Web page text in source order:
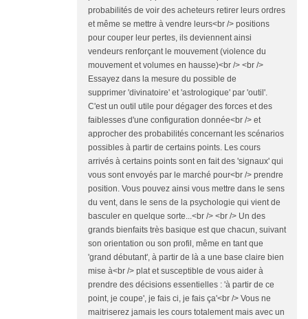
probabilités de voir des acheteurs retirer leurs ordres
et même se mettre à vendre leurs<br /> positions
pour couper leur pertes, ils deviennent ainsi
vendeurs renforçant le mouvement (violence du
mouvement et volumes en hausse)<br /> <br />
Essayez dans la mesure du possible de
supprimer 'divinatoire' et 'astrologique' par 'outil'.
C'est un outil utile pour dégager des forces et des
faiblesses d'une configuration donnée<br /> et
approcher des probabilités concernant les scénarios
possibles à partir de certains points. Les cours
arrivés à certains points sont en fait des 'signaux' qui
vous sont envoyés par le marché pour<br /> prendre
position. Vous pouvez ainsi vous mettre dans le sens
du vent, dans le sens de la psychologie qui vient de
basculer en quelque sorte...<br /> <br /> Un des
grands bienfaits très basique est que chacun, suivant
son orientation ou son profil, même en tant que
'grand débutant', à partir de là a une base claire bien
mise à<br /> plat et susceptible de vous aider à
prendre des décisions essentielles : 'à partir de ce
point, je coupe', je fais ci, je fais ça'<br /> Vous ne
maitriserez jamais les cours totalement mais avec un